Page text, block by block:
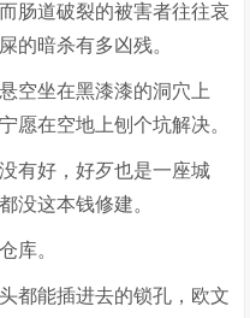
肠道破裂的被害者往往哀
的暗杀有多凶残。
空坐在黑漆漆的洞穴上
愿在空地上刨个坑解决。
有好，好歹也是一座城
没这本钱修建。
库。
都能插进去的锁孔，欧文